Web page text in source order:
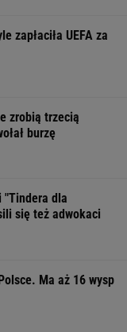
zapłaciła UEFA za
zrobią trzecią
burzę
"Tindera dla
się też adwokaci
Ma aż 16 wysp